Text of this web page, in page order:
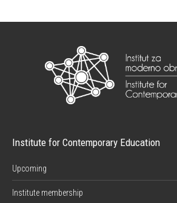
Institute for Contemporary Education
Upcoming
Institute membership